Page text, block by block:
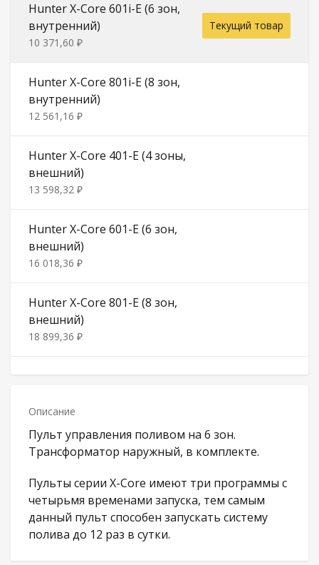
Hunter X-Core 601i-E (6 зон,
внутренний)
10 371,60 ₽
Текущий товар
Hunter X-Core 801i-E (8 зон,
внутренний)
12 561,16 ₽
Hunter X-Core 401-E (4 зоны,
внешний)
13 598,32 ₽
Hunter X-Core 601-E (6 зон,
внешний)
16 018,36 ₽
Hunter X-Core 801-E (8 зон,
внешний)
18 899,36 ₽
Описание
Пульт управления поливом на 6 зон.
Трансформатор наружный, в комплекте.
Пульты серии X-Core имеют три программы с
четырьмя временами запуска, тем самым
данный пульт способен запускать систему
полива до 12 раз в сутки.